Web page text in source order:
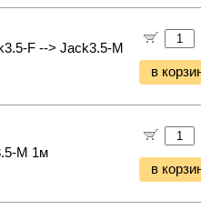
F --> Jack3.5-M
в
M 1м
в